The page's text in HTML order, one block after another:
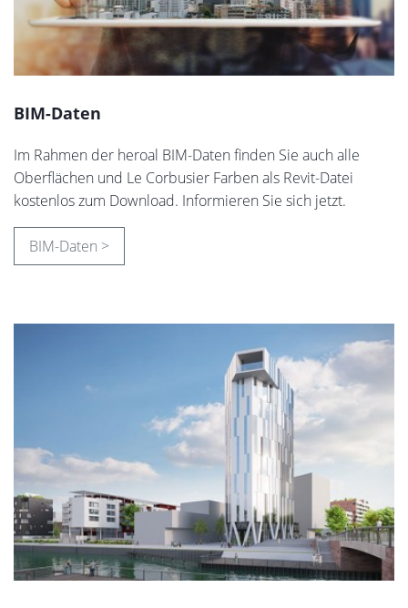
BIM-Daten
Im Rahmen der heroal BIM-Daten finden Sie auch alle
Oberflächen und Le Corbusier Farben als Revit-Datei
kostenlos zum Download. Informieren Sie sich jetzt.
BIM-Daten >